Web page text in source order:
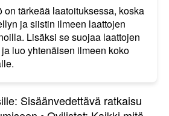
on tärkeää laatoituksessa, koska
ja siistin ilmeen laattojen
Lisäksi se suojaa laattojen
luo yhtenäisen ilmeen koko
Sisäänvedettävä ratkaisu